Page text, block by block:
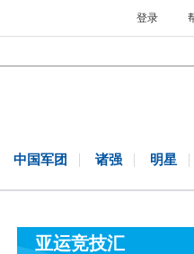
登录
中国军团 诸强 明星
亚运竞技汇